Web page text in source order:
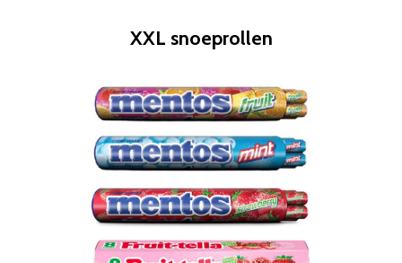
XXL snoeprollen